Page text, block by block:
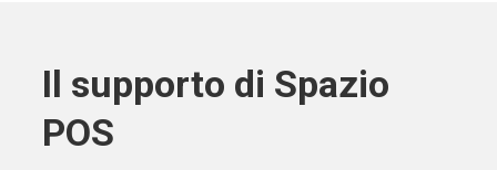
Il supporto di Spazio
POS